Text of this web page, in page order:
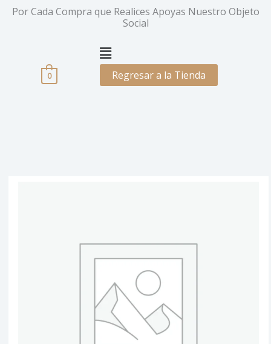
Por Cada Compra que Realices Apoyas Nuestro Objeto
Social
Menú
0 Regresar a la Tienda